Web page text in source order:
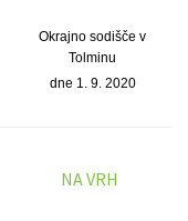
Okrajno sodišče v
Tolminu
dne 1. 9. 2020
NA VRH